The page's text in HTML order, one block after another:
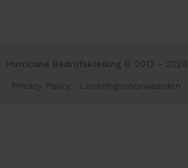
Hurricane Bedrijfskleding © 2013 - 2026
Privacy Policy Leveringsvoorwaarden